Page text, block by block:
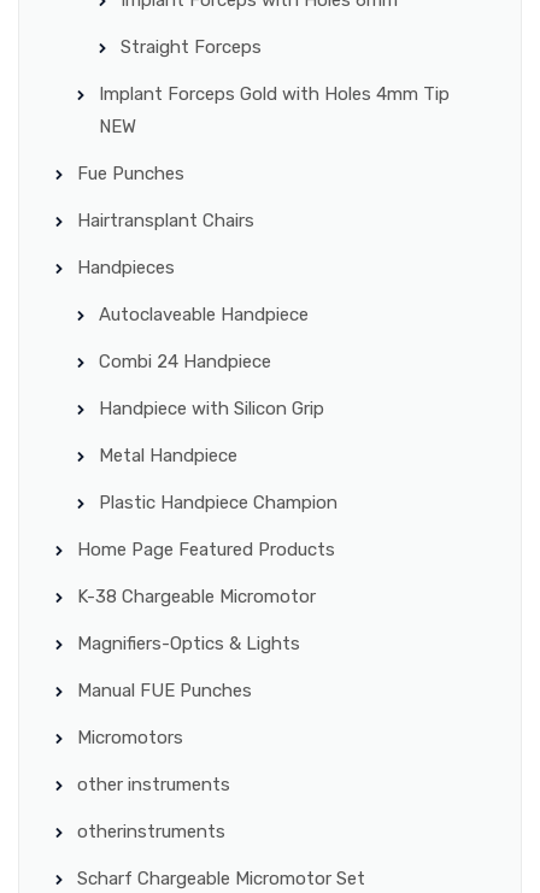
Straight Forceps
Implant Forceps Gold with Holes 4mm Tip
NEW
Fue Punches
Hairtransplant Chairs
Handpieces
Autoclaveable Handpiece
Combi 24 Handpiece
Handpiece with Silicon Grip
Metal Handpiece
Plastic Handpiece Champion
Home Page Featured Products
K-38 Chargeable Micromotor
Magnifiers-Optics & Lights
Manual FUE Punches
Micromotors
other instruments
otherinstruments
Scharf Chargeable Micromotor Set